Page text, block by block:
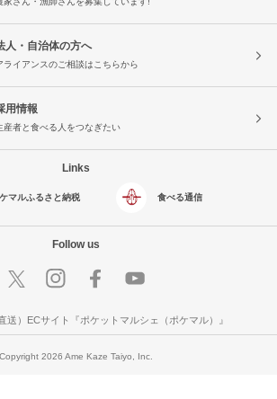
人・自治体の方へ
ライアンスのご相談はこちらから
用情報
産者と食べる人をつなぎたい
Links
マルふるさと納税 食べる通信
Follow us
送）ECサイト『ポケットマルシェ（ポケマル）』
Copyright 2026 Ame Kaze Taiyo, Inc.